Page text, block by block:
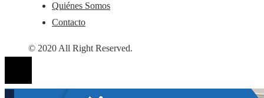
Quiénes Somos
Contacto
© 2020 All Right Reserved.